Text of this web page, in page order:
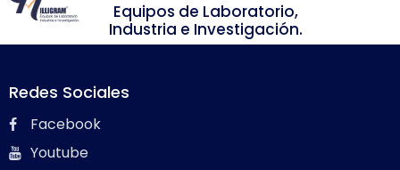
Equipos de Laboratorio,
Industria e Investigación.
Redes Sociales
Facebook
Youtube